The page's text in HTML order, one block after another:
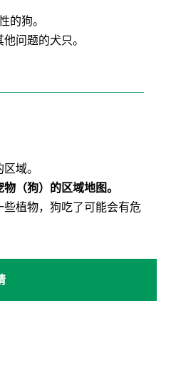
的狗。
问题的犬只。
域。
（狗）的区域地图。
植物，狗吃了可能会有危